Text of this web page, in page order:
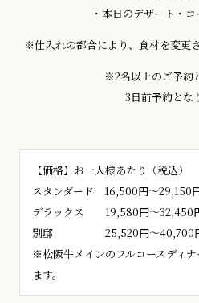
・本日のデザート・
※仕入れの都合により、食材を変更
※2名以上のご予約
3日前予約とな
【価格】お一人様あたり（税込）
スタンダード 16,500円～29,150
デラックス 19,580円～32,450
別邸 25,520円～40,700
※松阪牛メインのフルコースディ
ます。